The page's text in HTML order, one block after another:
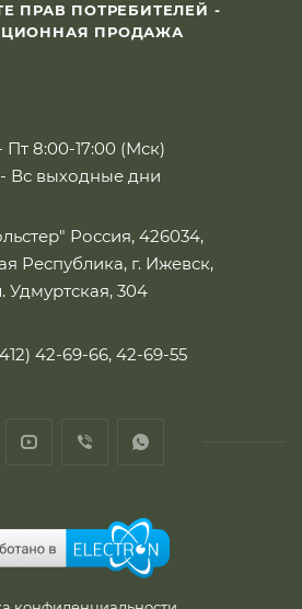
ПРАВ ПОТРЕБИТЕЛЕЙ -
ПРОДАЖА
Пт 8:00-17:00 (Мск)
Вс выходные дни
Россия, 426034,
Республика, г. Ижевск,
Удмуртская, 304
42-69-66, 42-69-55